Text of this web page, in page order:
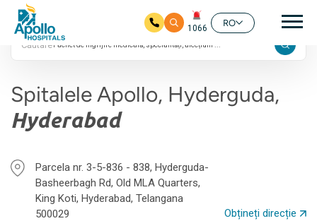
Salt la conținutul principal
1066
RO
4.7 evaluări Google
Căutare
Spitalele Apollo, Hyderguda,
Hyderabad
Parcela nr. 3-5-836 - 838, Hyderguda-
Basheerbagh Rd, Old MLA Quarters,
King Koti, Hyderabad, Telangana
500029
Obțineți direcție